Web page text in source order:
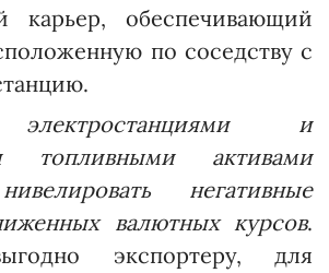
карьер, обеспечивающий
по соседству с
и
топливными активами
негативные
валютных курсов.
экспортеру, для